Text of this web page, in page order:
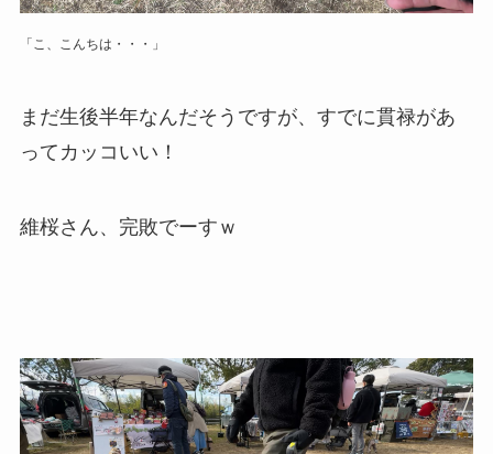
「こ、こんちは・・・」
まだ生後半年なんだそうですが、すでに貫禄があ
ってカッコいい！
維桜さん、完敗でーすｗ